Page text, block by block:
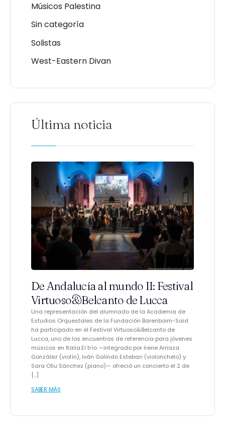
Músicos Palestina
Sin categoría
Solistas
West-Eastern Divan
Última noticia
De Andalucía al mundo II: Festival
Virtuoso&Belcanto de Lucca
Una representación del alumnado de la Academia de
Estudios Orquestales de la Fundación Barenboim-Said
ha participado en el Festival Virtuoso&Belcanto de
Lucca, uno de los encuentros de referencia para jóvenes
músicos en Italia.El trío —integrado por Irene Arriaza
González (violín), Iván Galindo Esteban (violonchelo) y
Sara Oliu Sánchez (piano)— ofreció un concierto el 2 de
[…]
SABER MÁS